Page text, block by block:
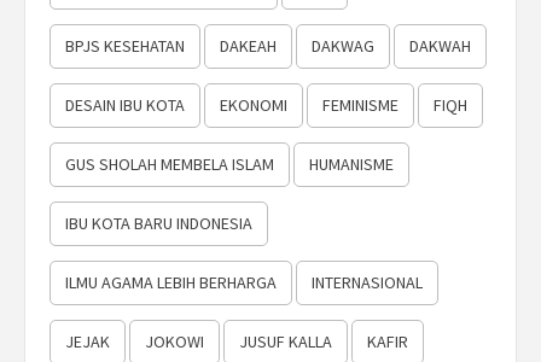
BPJS KESEHATAN DAKEAH DAKWAG DAKWAH
DESAIN IBU KOTA EKONOMI FEMINISME FIQH
GUS SHOLAH MEMBELA ISLAM HUMANISME
IBU KOTA BARU INDONESIA
ILMU AGAMA LEBIH BERHARGA INTERNASIONAL
JEJAK JOKOWI JUSUF KALLA KAFIR